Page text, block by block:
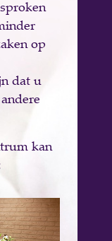
op
dat u
kan